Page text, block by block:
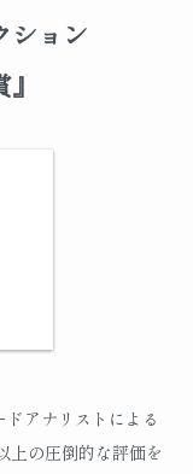
ション
アナリストによる
上の圧倒的な評価を